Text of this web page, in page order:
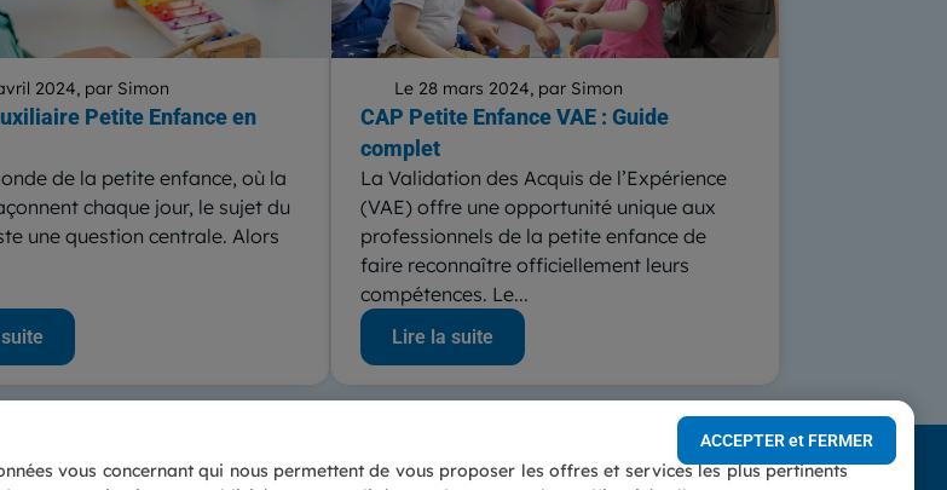
2024, par Simon
Petite Enfance en
de la petite enfance, où la
chaque jour, le sujet du
une question centrale. Alors
Le 28 mars 2024, par Simon
CAP Petite Enfance VAE : Guide
complet
La Validation des Acquis de l’Expérience
(VAE) offre une opportunité unique aux
professionnels de la petite enfance de
faire reconnaître officiellement leurs
compétences. Le...
Lire la suite
Accessibilité : partiellement conforme
vous concernant qui nous permettent de vous proposer les offres et services les plus pertinents
ACCEPTER et FERMER